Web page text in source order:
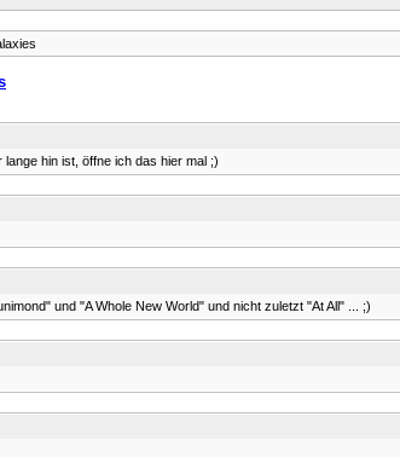
hin ist, öffne ich das hier mal ;)
und "A Whole New World" und nicht zuletzt "At All" ... ;)